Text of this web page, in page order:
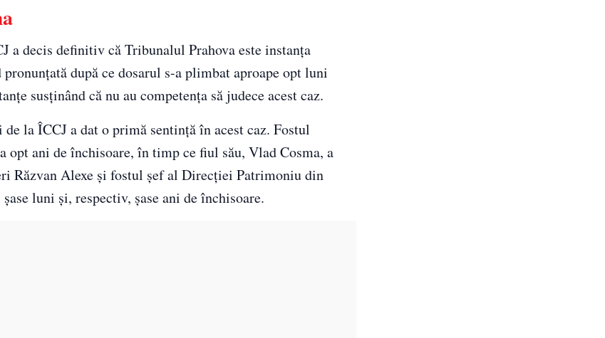
a decis definitiv că Tribunalul Prahova este instanţa
după ce dosarul s-a plimbat aproape opt luni
susţinând că nu au competenţa să judece acest caz.
la ÎCCJ a dat o primă sentinţă în acest caz. Fostul
opt ani de închisoare, în timp ce fiul său, Vlad Cosma, a
Răzvan Alexe şi fostul şef al Direcţiei Patrimoniu din
luni şi, respectiv, şase ani de închisoare.